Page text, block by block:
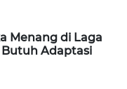
Menang di Laga
Butuh Adaptasi